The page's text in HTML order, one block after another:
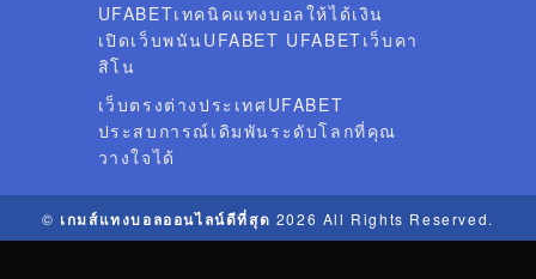
UFABETเทคนิคแทงบอลให้ได้เงิน
เปิดเว็บพนันUFABET UFABETเว็บคา
สิโน
เว็บตรงต่างประเทศUFABET
ประสบการณ์เดิมพันระดับโลกที่คุณ
วางใจได้
© เกมส์แทงบอลออนไลน์ดีที่สุด 2026 All Rights Reserved.